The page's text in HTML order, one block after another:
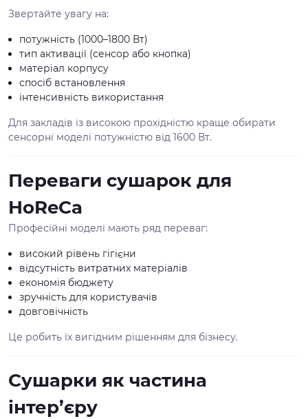
Звертайте увагу на:
потужність (1000–1800 Вт)
тип активації (сенсор або кнопка)
матеріал корпусу
спосіб встановлення
інтенсивність використання
Для закладів із високою прохідністю краще обирати
сенсорні моделі потужністю від 1600 Вт.
Переваги сушарок для
HoReCa
Професійні моделі мають ряд переваг:
високий рівень гігієни
відсутність витратних матеріалів
економія бюджету
зручність для користувачів
довговічність
Це робить їх вигідним рішенням для бізнесу.
Сушарки як частина
інтер’єру